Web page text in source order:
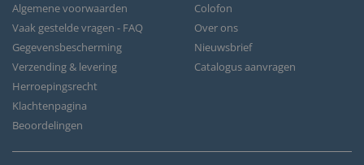
Algemene voorwaarden
Vaak gestelde vragen - FAQ
Gegevensbescherming
Verzending & levering
Herroepingsrecht
Klachtenpagina
Beoordelingen
Colofon
Over ons
Nieuwsbrief
Catalogus aanvragen